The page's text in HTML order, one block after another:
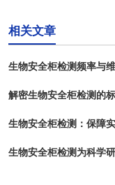
相关文章
生物安全柜检测频率与
解密生物安全柜检测的
生物安全柜检测：保障
生物安全柜检测为科学